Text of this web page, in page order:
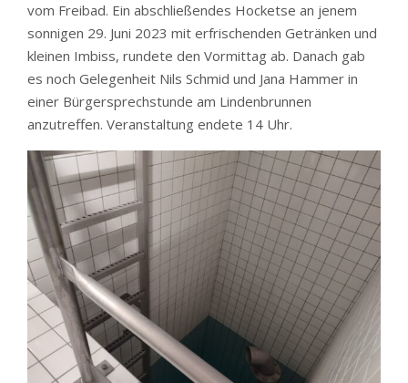
vom Freibad. Ein abschließendes Hocketse an jenem
sonnigen 29. Juni 2023 mit erfrischenden Getränken und
kleinen Imbiss, rundete den Vormittag ab. Danach gab
es noch Gelegenheit Nils Schmid und Jana Hammer in
einer Bürgersprechstunde am Lindenbrunnen
anzutreffen. Veranstaltung endete 14 Uhr.